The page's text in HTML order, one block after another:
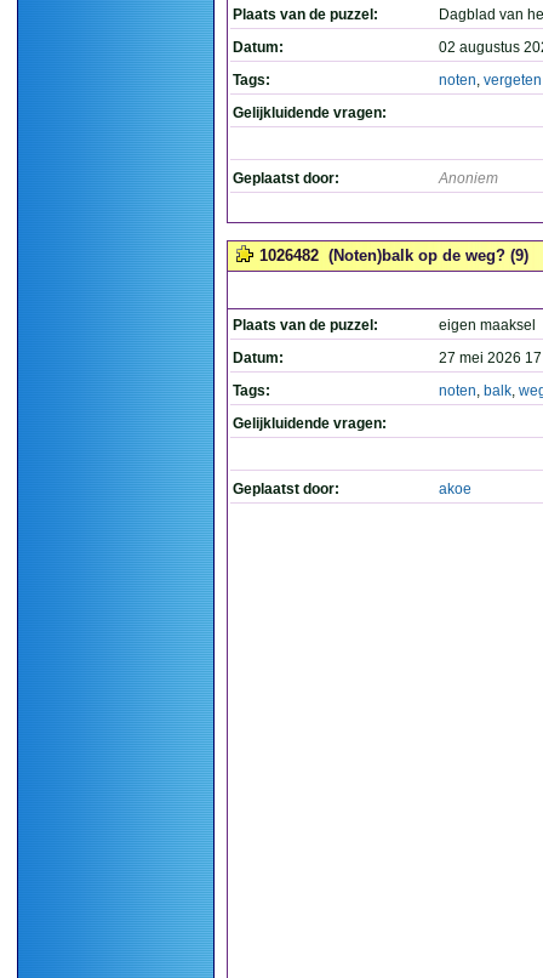
Plaats van de puzzel:
Dagblad van
Datum:
02 augustus
Tags:
noten, vergeten
Gelijkluidende vragen:
Geplaatst door: Anoniem
1026482 (Noten)balk op de weg? (9)
Plaats van de puzzel:
eigen maaksel
Datum:
27 mei 2026
Tags:
noten, balk,
Gelijkluidende vragen:
Geplaatst door: akoe